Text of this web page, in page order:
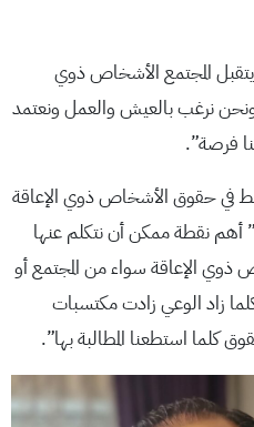
يتقبل المجتمع الأشخاص ذوي
ونحن نرغب بالعيش والعمل ونعتمد
فرصة”.
في حقوق الأشخاص ذوي الإعاقة
أهم نقطة ممكن أن نتكلم عنها
ذوي الإعاقة سواء من المجتمع أو
زاد الوعي زادت مكتسبات
كلما استطعنا المطالبة بها”.